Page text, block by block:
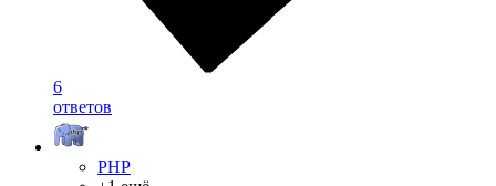
6
ответов
PHP